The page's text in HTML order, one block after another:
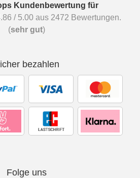
Kundenbewertung für
/ 5.00 aus 2472 Bewertungen.
(sehr gut)
bezahlen
Folge uns